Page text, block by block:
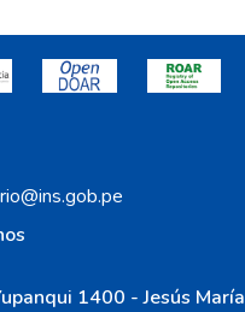
1400 - Jesús María